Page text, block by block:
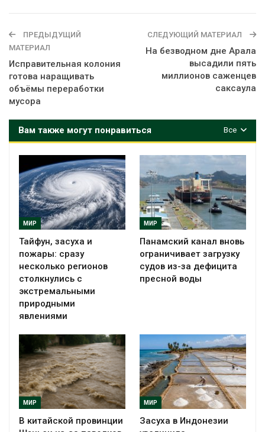
ПРЕДЫДУЩИЙ
МАТЕРИАЛ
Исправительная колония
готова наращивать
объёмы переработки
мусора
СЛЕДУЮЩИЙ МАТЕРИАЛ
На безводном дне Арала
высадили пять
миллионов саженцев
саксаула
Все
Вам также могут понравиться
МИР
Тайфун, засуха и
пожары: сразу
несколько регионов
столкнулись с
экстремальными
природными
явлениями
МИР
Панамский канал вновь
ограничивает загрузку
судов из-за дефицита
пресной воды
МИР
В китайской провинции
МИР
Засуха в Индонезии